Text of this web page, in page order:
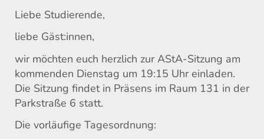
Liebe Studierende,
liebe Gäst:innen,
wir möchten euch herzlich zur AStA-Sitzung am
kommenden Dienstag um 19:15 Uhr einladen.
Die Sitzung findet in Präsens im Raum 131 in der
Parkstraße 6 statt.
Die vorläufige Tagesordnung: